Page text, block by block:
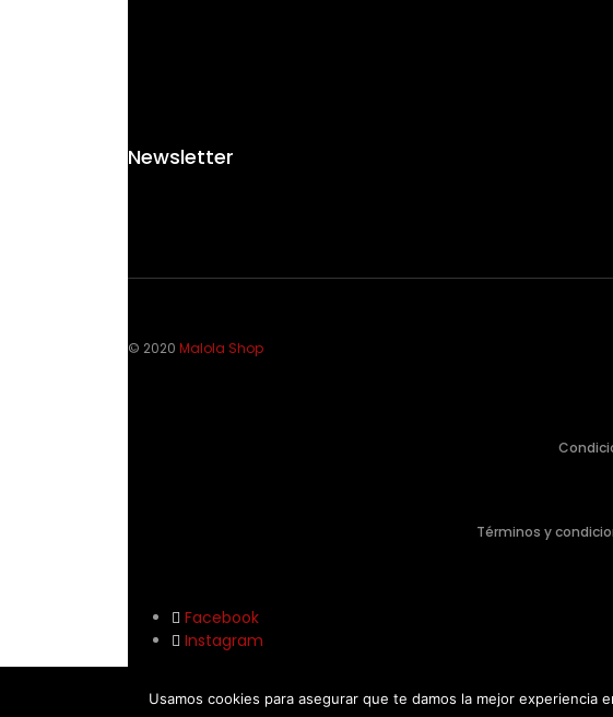
Newsletter
© 2020 Malola Shop
Términos y
Facebook
Instagram
Usamos cookies para asegurar que te damos la mejor